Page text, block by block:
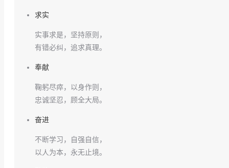
求实
实事求是，坚持原则，
有错必纠，追求真理。
奉献
鞠躬尽瘁，以身作则，
忠诚坚忍，顾全大局。
奋进
不断学习，自强自信，
以人为本，永无止境。